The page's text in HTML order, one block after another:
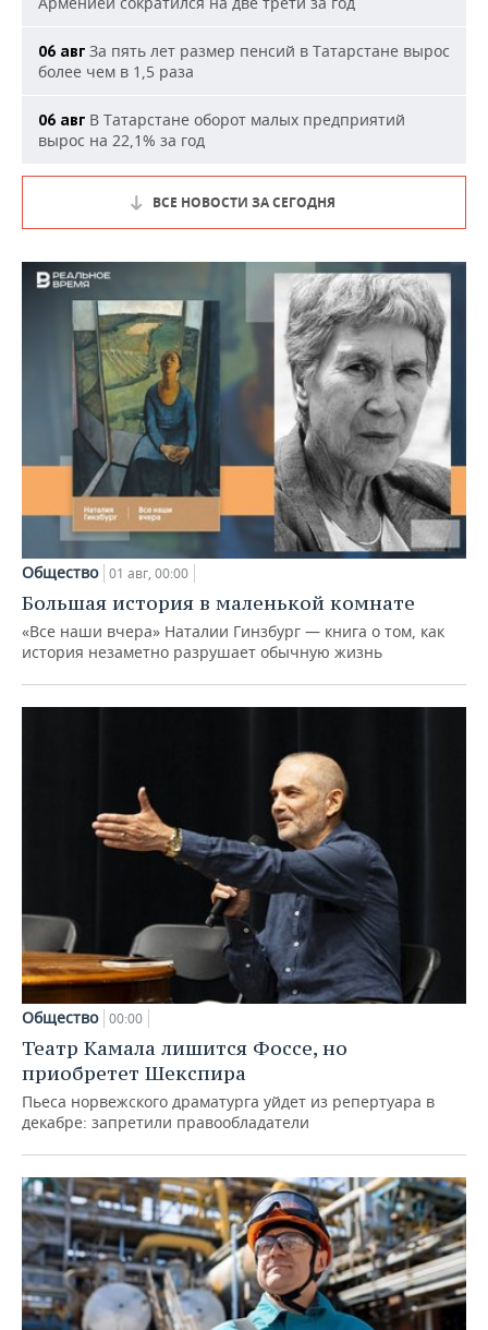
06 авг За пять лет размер пенсий в Татарстане вырос
более чем в 1,5 раза
06 авг В Татарстане оборот малых предприятий
вырос на 22,1% за год
ВСЕ НОВОСТИ ЗА СЕГОДНЯ
Общество 01 авг, 00:00
Большая история в маленькой комнате
«Все наши вчера» Наталии Гинзбург — книга о том, как
история незаметно разрушает обычную жизнь
Общество 00:00
Театр Камала лишится Фоссе, но
приобретет Шекспира
Пьеса норвежского драматурга уйдет из репертуара в
декабре: запретили правообладатели